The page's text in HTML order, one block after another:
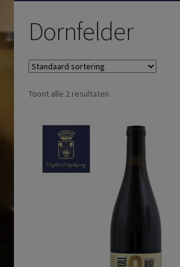
Dornfelder
Toont alle 2 resultaten